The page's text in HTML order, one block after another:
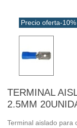
Precio oferta-10%
TERMINAL
2.5MM
Terminal aislado para